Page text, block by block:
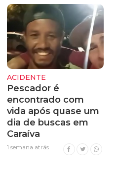
ACIDENTE
Pescador é
encontrado com
vida após quase um
dia de buscas em
Caraíva
1 semana atrás